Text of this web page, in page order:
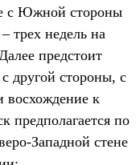
с Южной стороны
трех недель на
предстоит
другой стороны, с
восхождение к
предполагается по
Западной стене